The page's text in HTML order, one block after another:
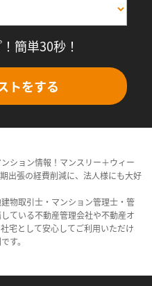
簡単30秒！
トをする
ション情報！マンスリー＋ウィー
出張の経費削減に、法人様にも大好
物取引士・マンション管理士・管
ている不動産管理会社や不動産オ
宅として安心してご利用いただけ
す。